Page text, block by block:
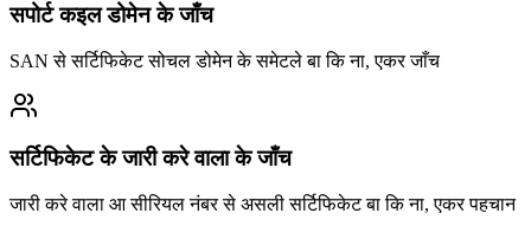
सपोर्ट कइल डोमेन के जाँच
SAN से सर्टिफिकेट सोचल डोमेन के समेटले बा कि ना, एकर जाँच
सर्टिफिकेट के जारी करे वाला के जाँच
जारी करे वाला आ सीरियल नंबर से असली सर्टिफिकेट बा कि ना, एकर पहचान